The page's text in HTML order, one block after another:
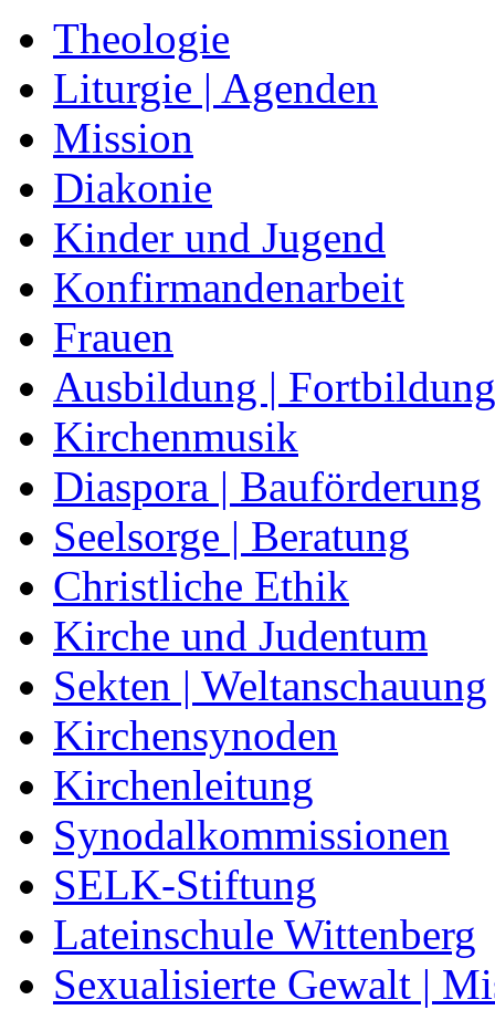
Theologie
Liturgie | Agenden
Mission
Diakonie
Kinder und Jugend
Konfirmandenarbeit
Frauen
Ausbildung | Fortbildung
Kirchenmusik
Diaspora | Bauförderung
Seelsorge | Beratung
Christliche Ethik
Kirche und Judentum
Sekten | Weltanschauung
Kirchensynoden
Kirchenleitung
Synodalkommissionen
SELK-Stiftung
Lateinschule Wittenberg
Sexualisierte Gewalt |